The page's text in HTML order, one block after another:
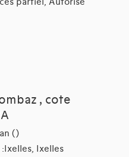
, cote
()
:Ixelles, Ixelles